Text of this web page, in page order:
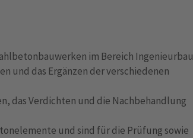
im Bereich Ingenieurbau
und das Ergänzen der verschiedenen
das Verdichten und die Nachbehandlung
und sind für die Prüfung sowie